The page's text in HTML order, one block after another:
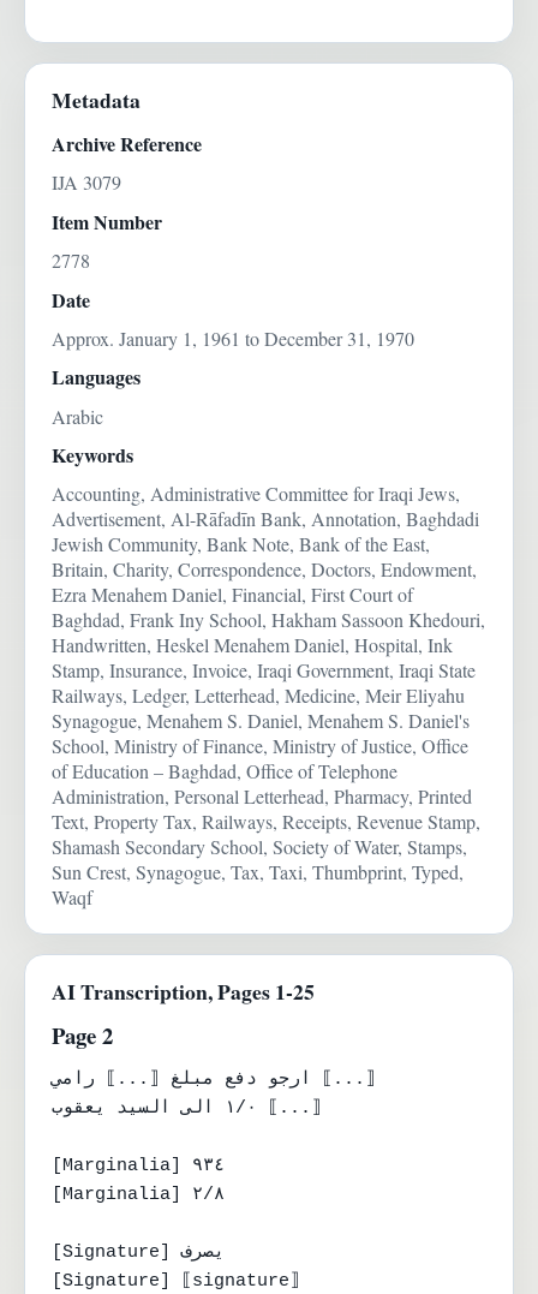
Metadata
Archive Reference
IJA 3079
Item Number
2778
Date
Approx. January 1, 1961 to December 31, 1970
Languages
Arabic
Keywords
Accounting, Administrative Committee for Iraqi Jews,
Advertisement, Al-Rāfadīn Bank, Annotation, Baghdadi
Jewish Community, Bank Note, Bank of the East,
Britain, Charity, Correspondence, Doctors, Endowment,
Ezra Menahem Daniel, Financial, First Court of
Baghdad, Frank Iny School, Hakham Sassoon Khedouri,
Handwritten, Heskel Menahem Daniel, Hospital, Ink
Stamp, Insurance, Invoice, Iraqi Government, Iraqi State
Railways, Ledger, Letterhead, Medicine, Meir Eliyahu
Synagogue, Menahem S. Daniel, Menahem S. Daniel's
School, Ministry of Finance, Ministry of Justice, Office
of Education – Baghdad, Office of Telephone
Administration, Personal Letterhead, Pharmacy, Printed
Text, Property Tax, Railways, Receipts, Revenue Stamp,
Shamash Secondary School, Society of Water, Stamps,
Sun Crest, Synagogue, Tax, Taxi, Thumbprint, Typed,
Waqf
AI Transcription, Pages 1-25
Page 2
ارجو دفع مبلغ ⟦...⟧ رامي ⟦...⟧
١/٠ الى السيد يعقوب ⟦...⟧
[Marginalia] ٩٣٤
[Marginalia] ٢/٨
[Signature] يصرف
[Signature] ⟦signature⟧